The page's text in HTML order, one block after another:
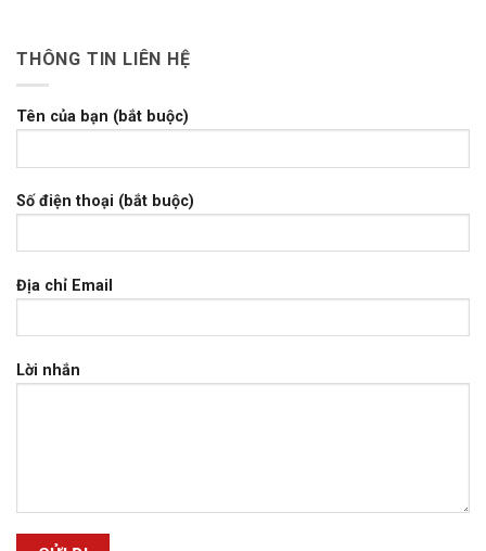
THÔNG TIN LIÊN HỆ
Tên của bạn (bắt buộc)
Số điện thoại (bắt buộc)
Địa chỉ Email
Lời nhắn